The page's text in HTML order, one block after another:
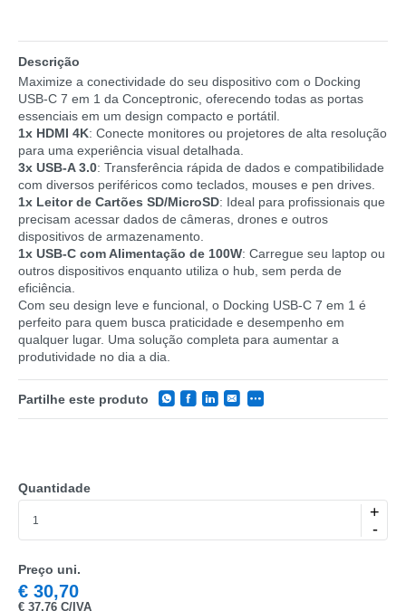
Descrição
Maximize a conectividade do seu dispositivo com o Docking
USB-C 7 em 1 da Conceptronic, oferecendo todas as portas
essenciais em um design compacto e portátil.
1x HDMI 4K: Conecte monitores ou projetores de alta resolução
para uma experiência visual detalhada.
3x USB-A 3.0: Transferência rápida de dados e compatibilidade
com diversos periféricos como teclados, mouses e pen drives.
1x Leitor de Cartões SD/MicroSD: Ideal para profissionais que
precisam acessar dados de câmeras, drones e outros
dispositivos de armazenamento.
1x USB-C com Alimentação de 100W: Carregue seu laptop ou
outros dispositivos enquanto utiliza o hub, sem perda de
eficiência.
Com seu design leve e funcional, o Docking USB-C 7 em 1 é
perfeito para quem busca praticidade e desempenho em
qualquer lugar. Uma solução completa para aumentar a
produtividade no dia a dia.
Partilhe este produto
Quantidade
+
-
Preço uni.
€ 30,70
€ 37,76 C/IVA
MARCA